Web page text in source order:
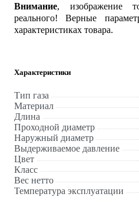
Внимание, изображение
реального! Верные
характеристиках товара.
Характеристики
Тип газа
Материал
Длина
Проходной диаметр
Наружный диаметр
Выдерживаемое давление
Цвет
Класс
Вес нетто
Температура эксплуатации